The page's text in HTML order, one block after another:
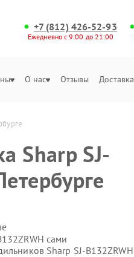
+7 (812) 426-52-93
Ежедневно с 9:00 до 21:00
О нас Отзывы Доставка
Sharp SJ-
сами
Sharp SJ-B132ZRWH